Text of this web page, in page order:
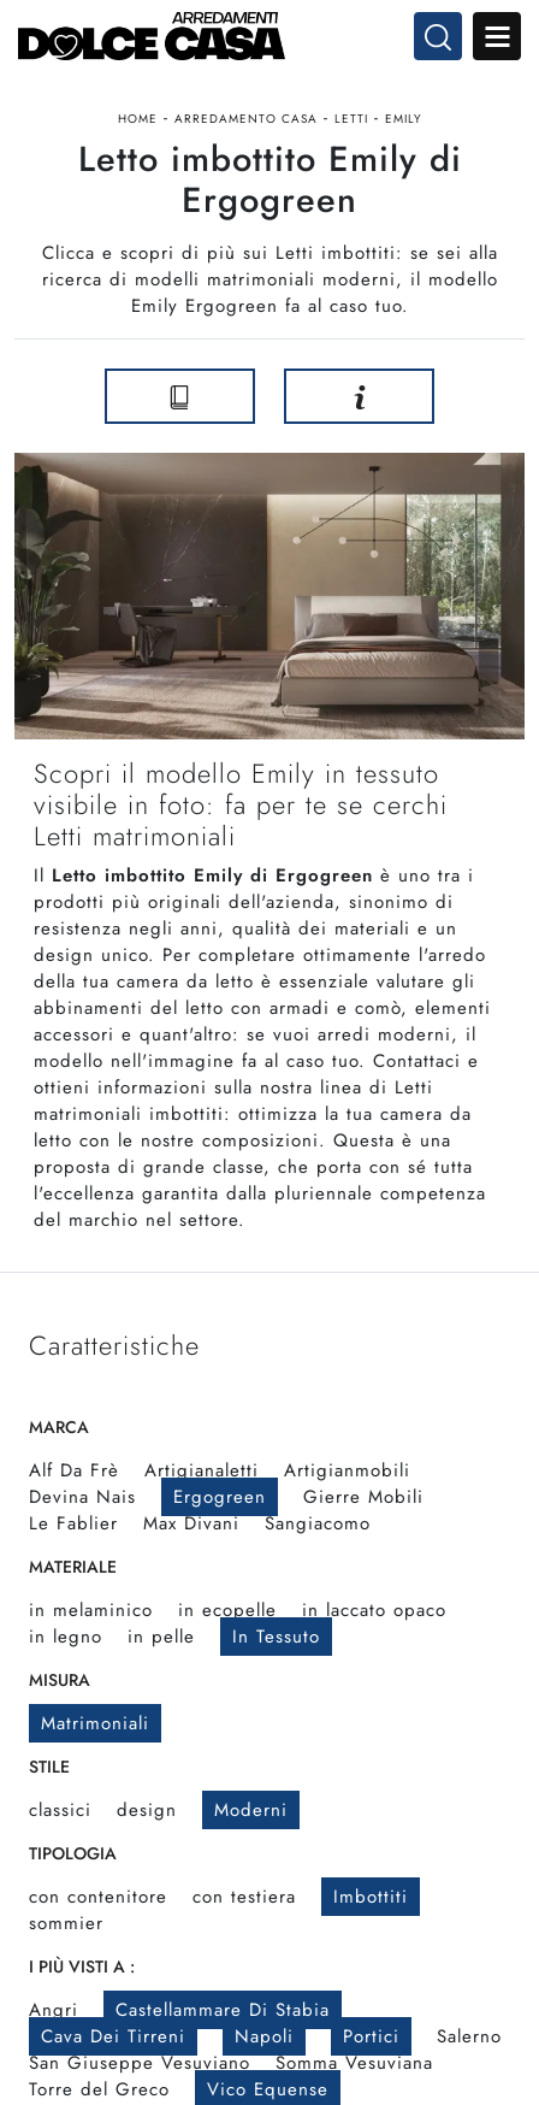
HOME - ARREDAMENTO CASA - LETTI - EMILY
Letto imbottito Emily di
Ergogreen
Clicca e scopri di più sui Letti imbottiti: se sei alla
ricerca di modelli matrimoniali moderni, il modello
Emily Ergogreen fa al caso tuo.
Scopri il modello Emily in tessuto
visibile in foto: fa per te se cerchi
Letti matrimoniali
Il Letto imbottito Emily di Ergogreen è uno tra i
prodotti più originali dell'azienda, sinonimo di
resistenza negli anni, qualità dei materiali e un
design unico. Per completare ottimamente l'arredo
della tua camera da letto è essenziale valutare gli
abbinamenti del letto con armadi e comò, elementi
accessori e quant'altro: se vuoi arredi moderni, il
modello nell'immagine fa al caso tuo. Contattaci e
ottieni informazioni sulla nostra linea di Letti
matrimoniali imbottiti: ottimizza la tua camera da
letto con le nostre composizioni. Questa è una
proposta di grande classe, che porta con sé tutta
l'eccellenza garantita dalla pluriennale competenza
del marchio nel settore.
Caratteristiche
MARCA
Alf Da Frè Artigianaletti
Artigianmobili
Devina Nais
Ergogreen
Gierre Mobili
Le Fablier
Max Divani Sangiacomo
MATERIALE
in melaminico in ecopelle
in laccato opaco
in legno
in pelle In Tessuto
MISURA
Matrimoniali
STILE
classici design Moderni
TIPOLOGIA
con contenitore con testiera
Imbottiti
sommier
I PIÙ VISTI A :
Angri
Castellammare Di Stabia
Cava Dei Tirreni
Napoli Portici
Salerno
San Giuseppe Vesuviano
Somma Vesuviana
Torre del Greco
Vico Equense